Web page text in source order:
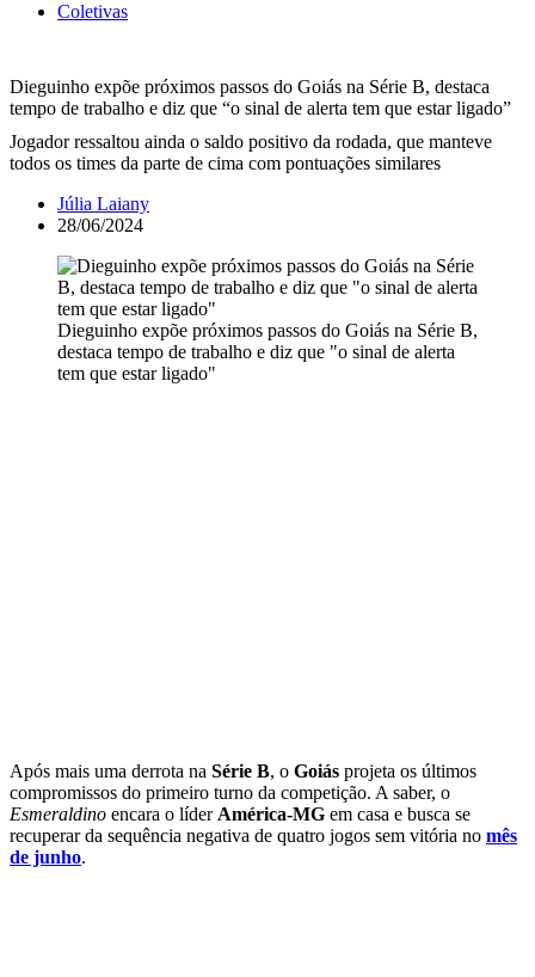
Coletivas
Dieguinho expõe próximos passos do Goiás na Série B, destaca
tempo de trabalho e diz que “o sinal de alerta tem que estar ligado”
Jogador ressaltou ainda o saldo positivo da rodada, que manteve
todos os times da parte de cima com pontuações similares
Júlia Laiany
28/06/2024
Dieguinho expõe próximos passos do Goiás na Série B,
destaca tempo de trabalho e diz que "o sinal de alerta
tem que estar ligado"
Após mais uma derrota na Série B, o Goiás projeta os últimos
compromissos do primeiro turno da competição. A saber, o
Esmeraldino encara o líderAmérica-MG em casa e busca se
recuperar da sequência negativa de quatro jogos sem vitória no mês
de junho.